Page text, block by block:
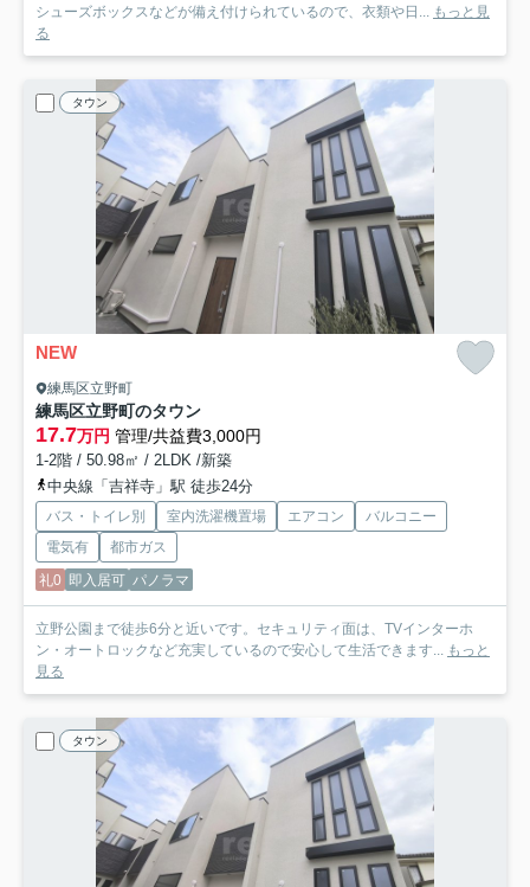
シューズボックスなどが備え付けられているので、衣類や日... もっと見
る
タウン
NEW
練馬区立野町
練馬区立野町のタウン
17.7万円 管理/共益費3,000円
1-2階 / 50.98㎡ / 2LDK /新築
中央線「吉祥寺」駅 徒歩24分
バス・トイレ別 室内洗濯機置場 エアコン
バルコニー
電気有
都市ガス
礼0 即入居可 パノラマ
立野公園まで徒歩6分と近いです。セキュリティ面は、TVインターホ
ン・オートロックなど充実しているので安心して生活できます... もっと
見る
タウン